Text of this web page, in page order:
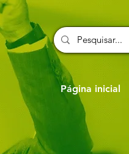
Página inicial